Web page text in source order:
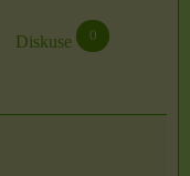
Diskuse 0